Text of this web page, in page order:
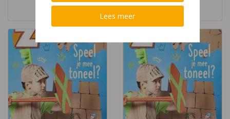
Averbode Averbode
Lees meer